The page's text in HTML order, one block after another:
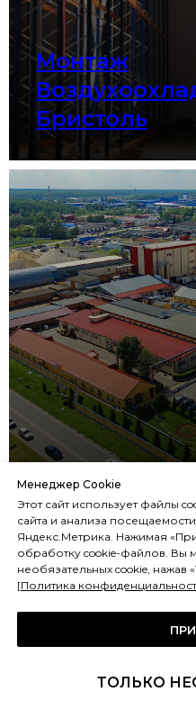
Монтаж
Бристоль
Ступинский
завод
Менеджер Cookie
Этот сайт использует файлы
сайта и анализа
Яндекс.Метрика. Нажимая
обработку cookie-файлов. Вы
необязательных cookie, нажав
[Политика
ТОЛЬКО